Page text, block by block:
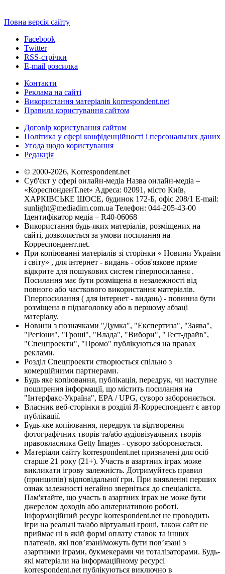
Повна версія сайту
Facebook
Twitter
RSS-стрічки
E-mail розсилка
Контакти
Реклама на сайті
Використання матеріалів korrespondent.net
Правила користування сайтом
Договір користування сайтом
Політика у сфері конфіденційності і персональних даних
Угода щодо користування
Редакція
© 2000-2026, Korrespondent.net
Суб'єкт у сфері онлайн-медіа Назва онлайн-медіа –
«КореспонденТ.net» Адреса: 02091, місто Київ,
ХАРКІВСЬКЕ ШОСЕ, будинок 172-Б, офіс 208/1 E-mail:
sunlight@mediadim.com.ua Телефон: 044-205-43-00
Ідентифікатор медіа – R40-06068
Використання будь-яких матеріалів, розміщених на
сайті, дозволяється за умови посилання на
Корреспондент.net.
При копіюванні матеріалів зі сторінки « Новини України
і світу» , для інтернет - видань - обов'язкове пряме
відкрите для пошукових систем гіперпосилання .
Посилання має бути розміщена в незалежності від
повного або часткового використання матеріалів.
Гіперпосилання ( для інтернет - видань) - повинна бути
розміщена в підзаголовку або в першому абзаці
матеріалу.
Новини з позначками "Думка", "Експертиза", "Заява",
"Регіони", "Гроші", "Влада", "Вибори", "Тест-драйв",
"Спецпроекти", "Промо" публікуються на правах
реклами.
Розділ Спецпроекти створюється спільно з
комерційними партнерами.
Будь яке копіювання, публікація, передрук, чи наступне
поширення інформації, що містить посилання на
"Інтерфакс-Україна", EPA / UPG, суворо забороняється.
Власник веб-сторінки в розділі Я-Корреспондент є автор
публікації.
Будь-яке копіювання, передрук та відтворення
фотографічних творів та/або аудіовізуальних творів
правовласника Getty Images - суворо забороняється.
Матеріали сайту korrespondent.net призначені для осіб
старше 21 року (21+). Участь в азартних іграх може
викликати ігрову залежність. Дотримуйтесь правил
(принципів) відповідальної гри. При виявленні перших
ознак залежності негайно зверніться до спеціаліста.
Пам'ятайте, що участь в азартних іграх не може бути
джерелом доходів або альтернативою роботі.
Інформаційний ресурс korrespondent.net не проводить
ігри на реальні та/або віртуальні гроші, також сайт не
приймає ні в якій формі оплату ставок та інших
платежів, які пов’язані/можуть бути пов’язані з
азартними іграми, букмекерами чи тоталізаторами. Будь-
які матеріали на інформаційному ресурсі
korrespondent.net публікуються виключно в